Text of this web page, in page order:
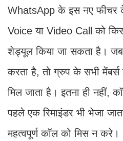
WhatsApp के इस नए फीचर
Voice या Video Call को
शेड्यूल किया जा सकता है।
करता है, तो ग्रुप के सभी
मिल जाता है। इतना ही नहीं,
पहले एक रिमाइंडर भी भेजा
महत्वपूर्ण कॉल को मिस न करे।